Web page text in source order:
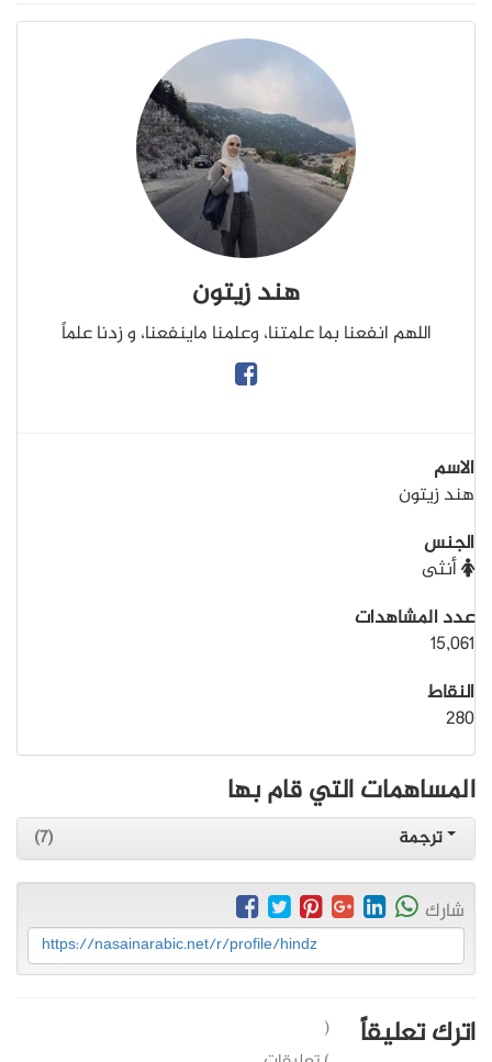
هند زيتون
اللهم انفعنا بما علمتنا، وعلمنا ماينفعنا، و زدنا علماً
الاسم
هند زيتون
الجنس
أنثى
عدد المشاهدات
15,061
النقاط
280
المساهمات التي قام بها
ترجمة (7)
شارك
https://nasainarabic.net/r/profile/hindz
اترك تعليقاً
(